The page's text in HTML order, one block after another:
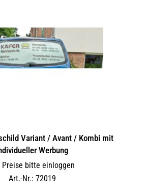
Variant / Avant / Kombi mit
Werbung
Preise bitte einloggen
Art.-Nr.: 72019